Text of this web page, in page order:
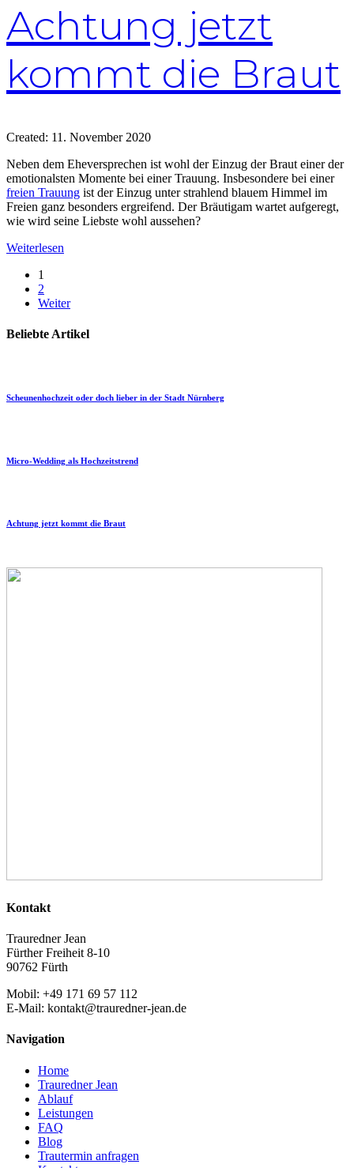
Achtung jetzt
kommt die Braut
Created: 11. November 2020
Neben dem Eheversprechen ist wohl der Einzug der Braut einer der
emotionalsten Momente bei einer Trauung. Insbesondere bei einer
freien Trauung ist der Einzug unter strahlend blauem Himmel im
Freien ganz besonders ergreifend. Der Bräutigam wartet aufgeregt,
wie wird seine Liebste wohl aussehen?
Weiterlesen
1
2
Weiter
Beliebte Artikel
Scheunenhochzeit oder doch lieber in der Stadt Nürnberg
Micro-Wedding als Hochzeitstrend
Achtung jetzt kommt die Braut
Kontakt
Trauredner Jean
Fürther Freiheit 8-10
90762 Fürth
Mobil: +49 171 69 57 112
E-Mail: kontakt@trauredner-jean.de
Navigation
Home
Trauredner Jean
Ablauf
Leistungen
FAQ
Blog
Trautermin anfragen